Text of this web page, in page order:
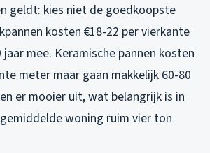
geldt: kies niet de goedkoopste
kosten €18-22 per vierkante
mee. Keramische pannen kosten
meter maar gaan makkelijk 60-80
er mooier uit, wat belangrijk is in
woning ruim vier ton